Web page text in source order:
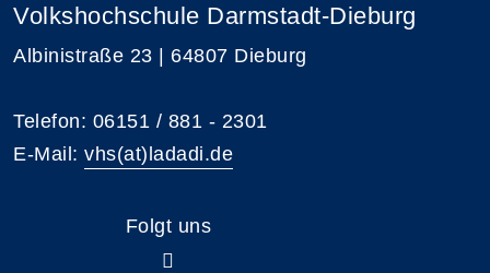
Volkshochschule Darmstadt-Dieburg
Albinistraße 23 | 64807 Dieburg
Telefon: 06151 / 881 - 2301
E-Mail: vhs(at)ladadi.de
Folgt uns